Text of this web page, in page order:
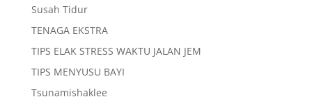
Susah Tidur
TENAGA EKSTRA
TIPS ELAK STRESS WAKTU JALAN JEM
TIPS MENYUSU BAYI
Tsunamishaklee